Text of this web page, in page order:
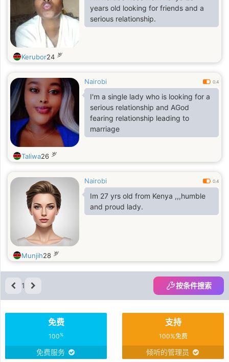
years old looking for friends and a
serious relationship.
Kerubor24 岁
Nairobi 0.4
I'm a single lady who is looking for a
serious relationship and AGod
fearing relationship leading to
marriage
Taliwa26 岁
Nairobi 0.4
Im 27 yrs old from Kenya ,,,humble
and proud lady.
Munjih28 岁
1 按条件搜索
免费
100%
免费服务
支持
100%免费
倾听的管理员